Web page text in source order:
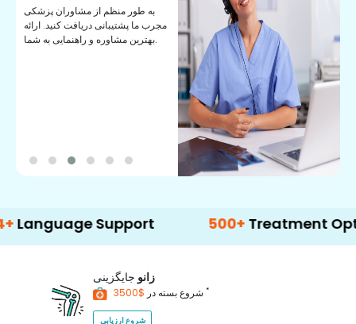
به طور منظم از مشاوران پزشکی
مجرب ما پشتیبانی دریافت کنید. ارائه
بهترین مشاوره و راهنمایی به شما.
Support 500+ Treatment Options
زانو جایگزینی
شروع بسته در *
شروع ارزیابی